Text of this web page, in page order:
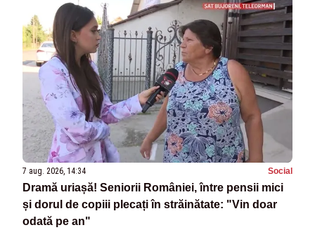
7 aug. 2026, 14:34 Social
Dramă uriașă! Seniorii României, între pensii mici
și dorul de copiii plecați în străinătate: "Vin doar
odată pe an"